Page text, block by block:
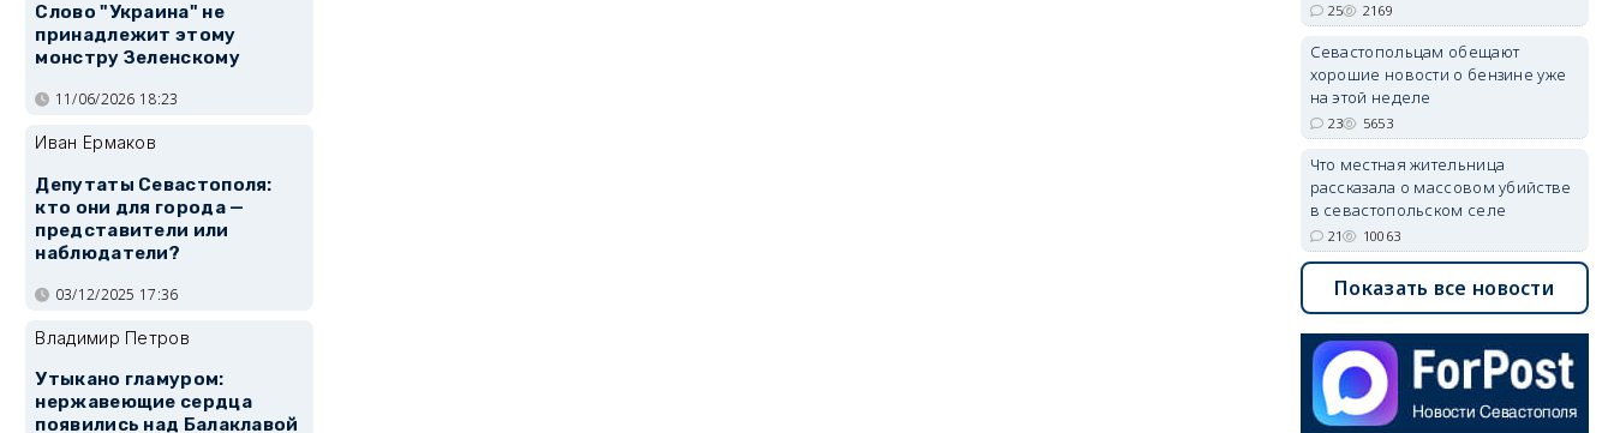
Слово "Украина" не
принадлежит этому
монстру Зеленскому
11/06/2026 18:23
Иван Ермаков
Депутаты Севастополя:
кто они для города —
представители или
наблюдатели?
03/12/2025 17:36
Владимир Петров
Утыкано гламуром:
нержавеющие сердца
появились над Балаклавой
25 2169
Севастопольцам обещают
хорошие новости о бензине уже
на этой неделе
23 5653
Что местная жительница
рассказала о массовом убийстве
в севастопольском селе
21 10063
Показать все новости